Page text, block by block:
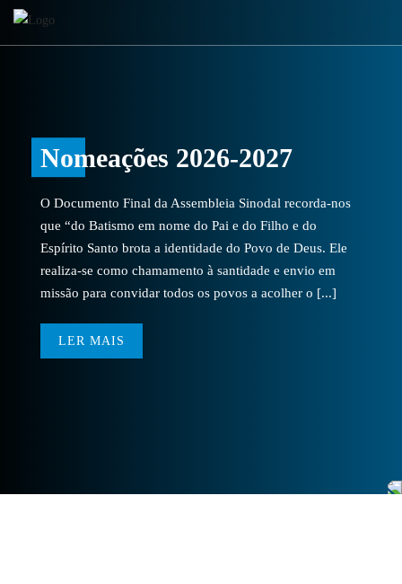
Nomeações 2026-2027
O Documento Final da Assembleia Sinodal recorda-nos
que “do Batismo em nome do Pai e do Filho e do
Espírito Santo brota a identidade do Povo de Deus. Ele
realiza-se como chamamento à santidade e envio em
missão para convidar todos os povos a acolher o [...]
LER MAIS